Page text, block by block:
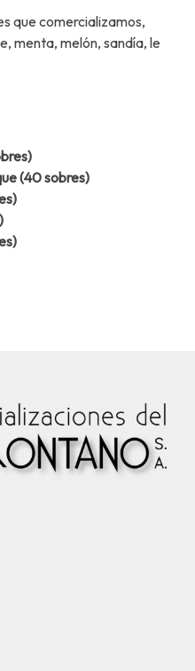
que comercializamos,
menta, melón, sandía, le
(40 sobres)